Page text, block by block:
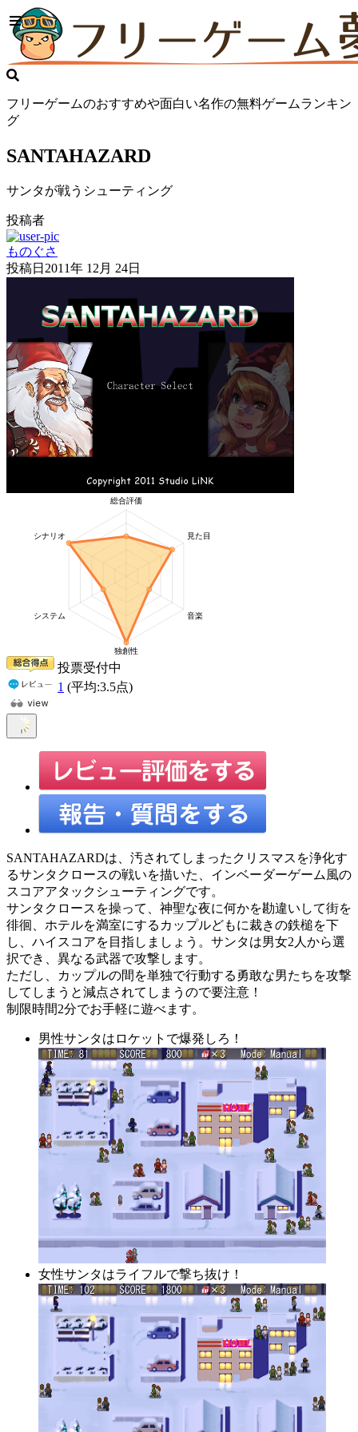
フリーゲームのおすすめや面白い名作の無料ゲームランキン
グ
SANTAHAZARD
サンタが戦うシューティング
投稿者
ものぐさ
投稿日 2011年 12月 24日
投票受付中
1 (平均:3.5点)
SANTAHAZARDは、汚されてしまったクリスマスを浄化す
るサンタクロースの戦いを描いた、インベーダーゲーム風の
スコアアタックシューティングです。
サンタクロースを操って、神聖な夜に何かを勘違いして街を
徘徊、ホテルを満室にするカップルどもに裁きの鉄槌を下
し、ハイスコアを目指しましょう。サンタは男女2人から選
択でき、異なる武器で攻撃します。
ただし、カップルの間を単独で行動する勇敢な男たちを攻撃
してしまうと減点されてしまうので要注意！
制限時間2分でお手軽に遊べます。
男性サンタはロケットで爆発しろ！
女性サンタはライフルで撃ち抜け！